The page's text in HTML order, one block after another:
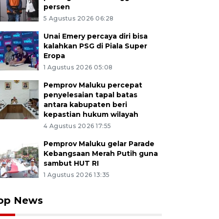
persen
5 Agustus 2026 06:28
Unai Emery percaya diri bisa
kalahkan PSG di Piala Super
Eropa
1 Agustus 2026 05:08
Pemprov Maluku percepat
penyelesaian tapal batas
antara kabupaten beri
kepastian hukum wilayah
4 Agustus 2026 17:55
Pemprov Maluku gelar Parade
Kebangsaan Merah Putih guna
sambut HUT RI
1 Agustus 2026 13:35
News